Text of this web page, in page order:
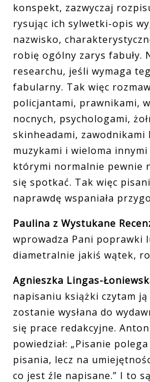
konspekt, zazwyczaj
rysując ich sylwetki-opis
nazwisko,
robię ogólny zarys fabuły.
researchu, jeśli wymaga
fabularny. Tak więc
policjantami, prawnikami,
nocnych, psychologami,
skinheadami, zawodnikami
muzykami i wieloma
którymi normalnie pewnie
się spotkać. Tak więc
naprawdę wspaniała
Paulina z Wystukane
wprowadza Pani poprawki
diametralnie jakiśwątek,
Agnieszka Lingas-
napisaniu książki czytam
zostanie wysłana do
się prace redakcyjne.
powiedział: „Pisanie
pisania, lecz na
co jest źle napisane.” I to